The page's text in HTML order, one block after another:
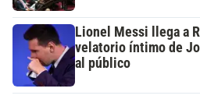
Lionel Messi llega a
velatorio íntimo de
al público